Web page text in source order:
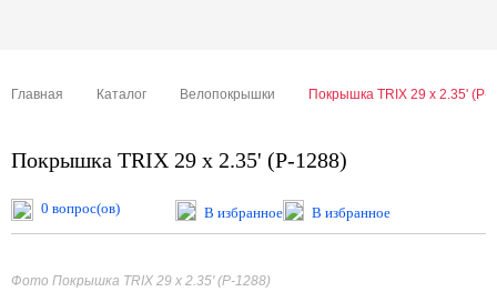
Главная Каталог Велопокрышки Покрышка TRIX 29 x 2.35' (P-
Покрышка TRIX 29 x 2.35' (P-1288)
0 вопрос(ов) В избранное В избранное
Фото Покрышка TRIX 29 x 2.35' (P-1288)